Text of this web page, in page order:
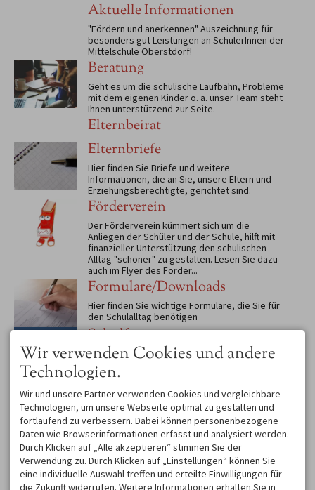
Aktuelle Informationen
"Fördern und anerkennen" Auszeichnung für
besonders gut Leistungen an SchülerInnen der
Mittelschule Oberstdorf!
Beratung
Geht es um die schulische Laufbahn, Probleme
mit dem eigenen Kinder o. a. unser Team steht
Ihnen unterstützend zur Seite.
Elternbeirat
Elternbriefe
Hier finden Sie Briefe und weitere
Informationen, die an Sie, unsere Eltern und
Erziehungsberechtigte, gerichtet sind.
Förderverein
Der Förderverein kümmert sich um die
Anliegen der Schüler und der Schule, hilft mit
finanzieller Unterstützung den schulischen
Alltag "schöner" zu gestalten. Lesen Sie dazu
auch im Flyer des Förder...
Formulare/Downloads
Hier finden Sie wichtige Formulare, die Sie für
den Schulalltag benötigen
Schulforum
Unser Schulforum bringt Lehrer, Eltern und
Schüler an einen Tisch und hilft dabei ein
positives Schulbild zu entwickeln.
KONTAKT
Mittelschule Oberstdorf
Alpgaustraße 28
87561 Oberstdorf
Wir verwenden Cookies und andere
Technologien.
Wir und unsere Partner verwenden Cookies und vergleichbare
Technologien, um unsere Webseite optimal zu gestalten und
fortlaufend zu verbessern. Dabei können personenbezogene
Daten wie Browserinformationen erfasst und analysiert werden.
Durch Klicken auf „Alle akzeptieren“ stimmen Sie der
Verwendung zu. Durch Klicken auf „Einstellungen“ können Sie
eine individuelle Auswahl treffen und erteilte Einwilligungen für
die Zukunft widerrufen. Weitere Informationen erhalten Sie in